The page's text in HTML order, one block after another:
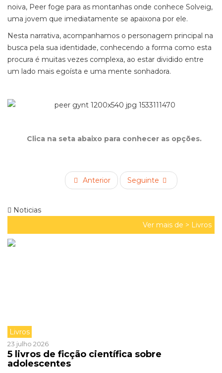
noiva, Peer foge para as montanhas onde conhece Solveig,
uma jovem que imediatamente se apaixona por ele.
Nesta narrativa, acompanhamos o personagem principal na
busca pela sua identidade, conhecendo a forma como esta
procura é muitas vezes complexa, ao estar dividido entre
um lado mais egoísta e uma mente sonhadora.
Clica na seta abaixo para conhecer as opções.
Anterior Seguinte
Noticias
Ver mais de > Livros
Livros
23 julho 2026
5 livros de ficção científica sobre
adolescentes